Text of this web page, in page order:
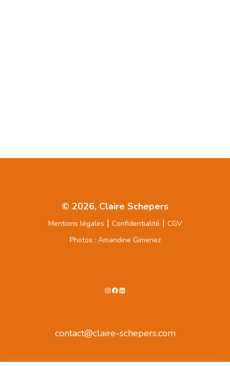
© 2026, Claire Schepers
Mentions légales | Confidentialité | CGV
Photos : Amandine Gimenez
Instagram
Facebook
LinkedIn
contact@claire-schepers.com